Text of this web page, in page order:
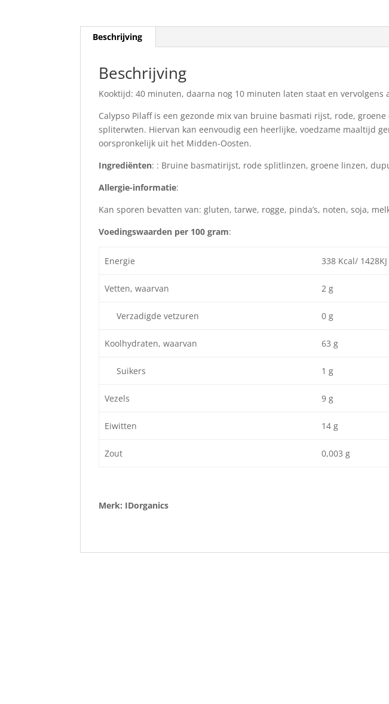
Beschrijving
Beschrijving
Kooktijd: 40 minuten, daarna nog 10 minuten laten staat en vervolgens
Calypso Pilaff is een gezonde mix van bruine basmati rijst, rode,
spliterwten. Hiervan kan eenvoudig een heerlijke, voedzame maaltijd
oorspronkelijk uit het Midden-Oosten.
Ingrediënten: : Bruine basmatirijst, rode splitlinzen, groene linzen,
Allergie-informatie:
Kan sporen bevatten van: gluten, tarwe, rogge, pinda’s, noten, soja,
Voedingswaarden per 100 gram:
Energie 338 Kcal/ 1428KJ
Vetten, waarvan 2 g
Verzadigde vetzuren 0 g
Koolhydraten, waarvan 63 g
Suikers 1 g
Vezels 9 g
Eiwitten 14 g
Zout 0,003 g
Merk: IDorganics